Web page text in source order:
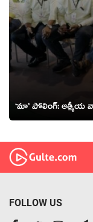
‘మా’ పోలింగ్: ఆత్మీయ
FOLLOW US